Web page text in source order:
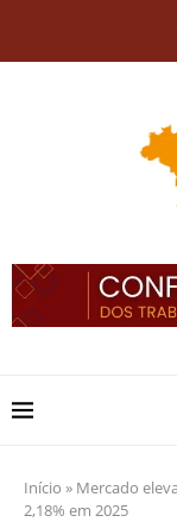
Início » Mercado
2,18% em 2025